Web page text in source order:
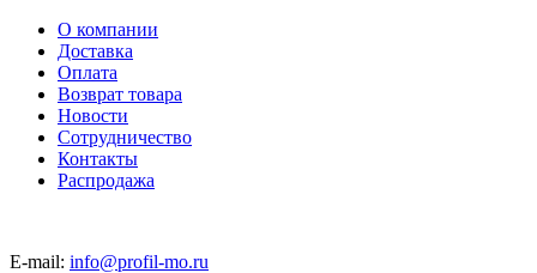
О компании
Доставка
Оплата
Возврат товара
Новости
Сотрудничество
Контакты
Распродажа
E-mail: info@profil-mo.ru